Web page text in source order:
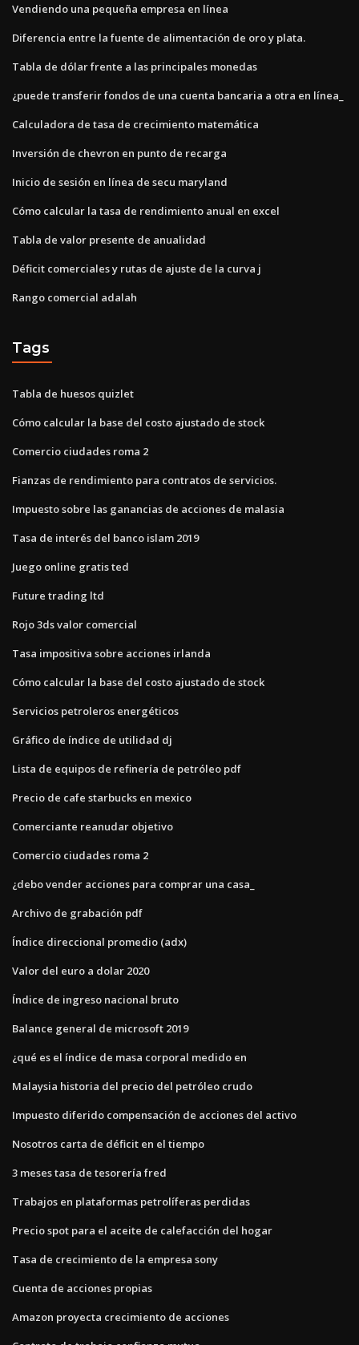
Vendiendo una pequeña empresa en línea
Diferencia entre la fuente de alimentación de oro y plata.
Tabla de dólar frente a las principales monedas
¿puede transferir fondos de una cuenta bancaria a otra en línea_
Calculadora de tasa de crecimiento matemática
Inversión de chevron en punto de recarga
Inicio de sesión en línea de secu maryland
Cómo calcular la tasa de rendimiento anual en excel
Tabla de valor presente de anualidad
Déficit comerciales y rutas de ajuste de la curva j
Rango comercial adalah
Tags
Tabla de huesos quizlet
Cómo calcular la base del costo ajustado de stock
Comercio ciudades roma 2
Fianzas de rendimiento para contratos de servicios.
Impuesto sobre las ganancias de acciones de malasia
Tasa de interés del banco islam 2019
Juego online gratis ted
Future trading ltd
Rojo 3ds valor comercial
Tasa impositiva sobre acciones irlanda
Cómo calcular la base del costo ajustado de stock
Servicios petroleros energéticos
Gráfico de índice de utilidad dj
Lista de equipos de refinería de petróleo pdf
Precio de cafe starbucks en mexico
Comerciante reanudar objetivo
Comercio ciudades roma 2
¿debo vender acciones para comprar una casa_
Archivo de grabación pdf
Índice direccional promedio (adx)
Valor del euro a dolar 2020
Índice de ingreso nacional bruto
Balance general de microsoft 2019
¿qué es el índice de masa corporal medido en
Malaysia historia del precio del petróleo crudo
Impuesto diferido compensación de acciones del activo
Nosotros carta de déficit en el tiempo
3 meses tasa de tesorería fred
Trabajos en plataformas petrolíferas perdidas
Precio spot para el aceite de calefacción del hogar
Tasa de crecimiento de la empresa sony
Cuenta de acciones propias
Amazon proyecta crecimiento de acciones